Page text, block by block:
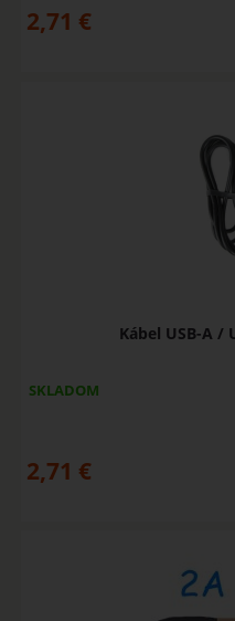
2,71 €
Kábel USB-A /
SKLADOM
2,71 €